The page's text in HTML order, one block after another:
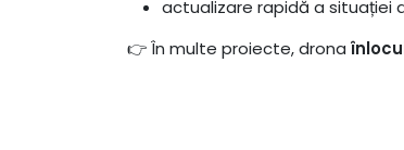
actualizare rapidă a situației
👉 În multe proiecte, drona